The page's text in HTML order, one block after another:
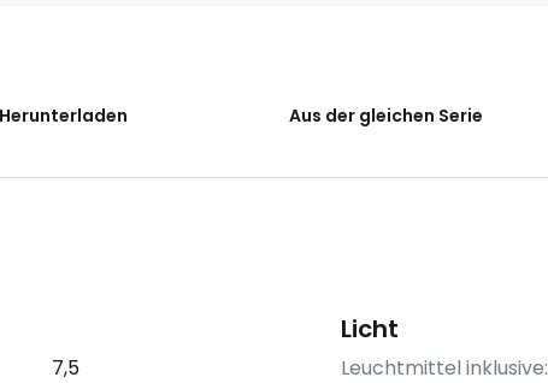
Herunterladen Aus der gleichen Serie
7,5
Licht
Leuchtmittel inklusive: